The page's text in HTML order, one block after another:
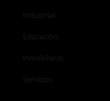
Industrial
Educación
Inmobiliario
Servicios